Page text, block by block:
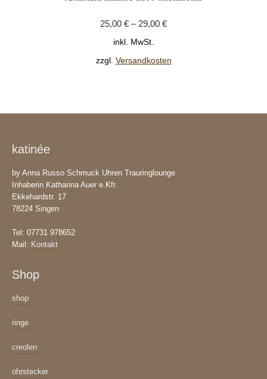
25,00 € – 29,00 €
inkl. MwSt.
zzgl. Versandkosten
katinée
by Anna Russo Schmuck Uhren Trauringlounge
Inhaberin Katharina Auer e.Kfr.
Ekkehardstr. 17
78224 Singen
Tel: 07731 978652
Mail: Kontakt
Shop
shop
ringe
creolen
ohrstecker